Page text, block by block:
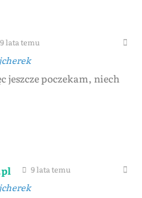
9 lata temu
jeszcze poczekam, niech
9 lata temu